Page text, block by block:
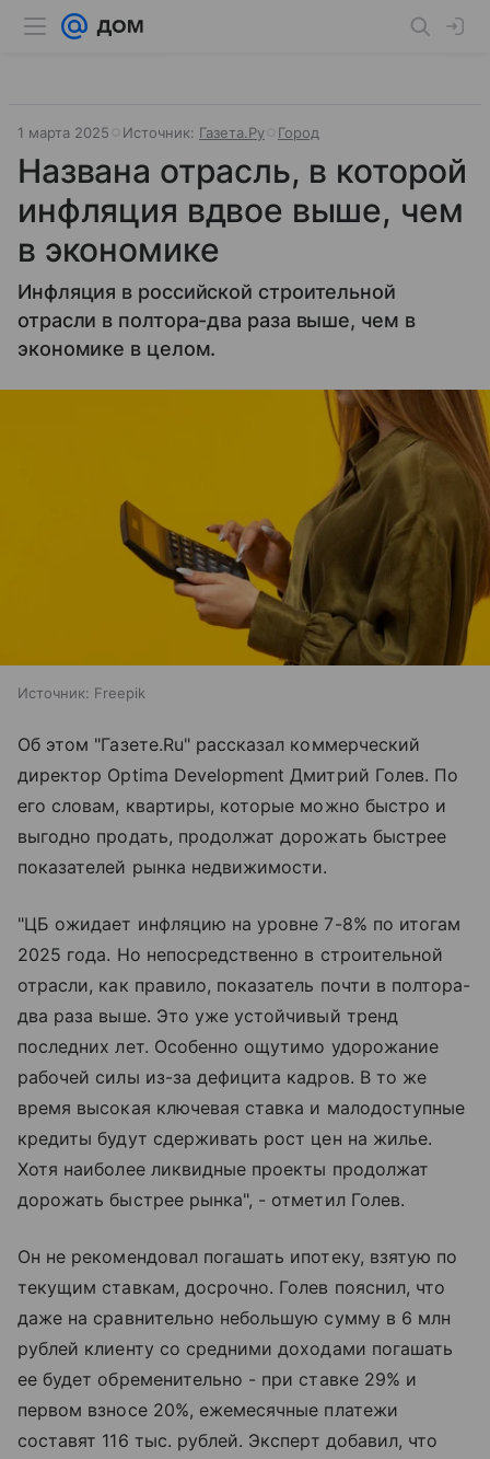
1 марта 2025 Источник: Газета.Ру Город
Названа отрасль, в которой
инфляция вдвое выше, чем
в экономике
Инфляция в российской строительной
отрасли в полтора-два раза выше, чем в
экономике в целом.
Источник: Freepik
Об этом "Газете.Ru" рассказал коммерческий
директор Optima Development Дмитрий Голев. По
его словам, квартиры, которые можно быстро и
выгодно продать, продолжат дорожать быстрее
показателей рынка недвижимости.
"ЦБ ожидает инфляцию на уровне 7-8% по итогам
2025 года. Но непосредственно в строительной
отрасли, как правило, показатель почти в полтора-
два раза выше. Это уже устойчивый тренд
последних лет. Особенно ощутимо удорожание
рабочей силы из-за дефицита кадров. В то же
время высокая ключевая ставка и малодоступные
кредиты будут сдерживать рост цен на жилье.
Хотя наиболее ликвидные проекты продолжат
дорожать быстрее рынка", - отметил Голев.
Он не рекомендовал погашать ипотеку, взятую по
текущим ставкам, досрочно. Голев пояснил, что
даже на сравнительно небольшую сумму в 6 млн
рублей клиенту со средними доходами погашать
ее будет обременительно - при ставке 29% и
первом взносе 20%, ежемесячные платежи
составят 116 тыс. рублей. Эксперт добавил, что